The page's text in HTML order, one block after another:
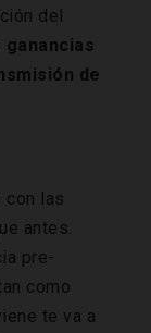
del
ganancias
de
con las
antes.
pre-
como
te va a